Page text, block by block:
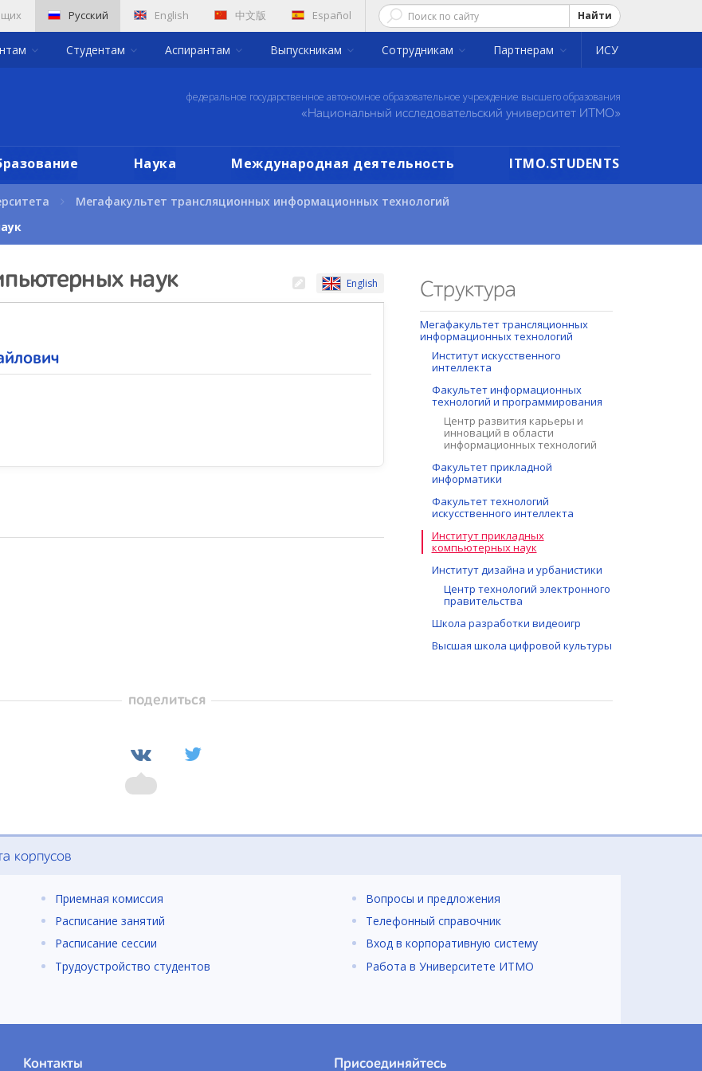
Русский English 中文版 Español Найти
Студентам Аспирантам Выпускникам Сотрудникам Партнерам ИСУ
федеральное государственное автономное образовательное учреждение высшего образования
«Национальный исследовательский университет ИТМО»
Наука Международная деятельность ITMO.STUDENTS
Мегафакультет трансляционных информационных технологий
наук English Структура
Мегафакультет трансляционных
информационных технологий
Институт искусственного
интеллекта
Факультет информационных
технологий и программирования
Центр развития карьеры и
инноваций в области
информационных технологий
Факультет прикладной
информатики
Факультет технологий
искусственного интеллекта
Институт прикладных
компьютерных наук
Институт дизайна и урбанистики
Центр технологий электронного
правительства
Школа разработки видеоигр
Высшая школа цифровой культуры
поделиться
корпусов
Приемная комиссия
Расписание занятий
Расписание сессии
Трудоустройство студентов
Вопросы и предложения
Телефонный справочник
Вход в корпоративную систему
Работа в Университете ИТМО
Контакты Присоединяйтесь